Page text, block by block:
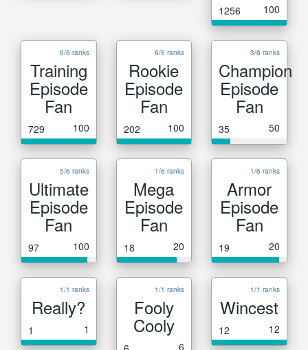
1256 100
6/6 ranks
Training
Episode
Fan
729 100
6/6 ranks
Rookie
Episode
Fan
202 100
3/6 ranks
Champion
Episode
Fan
35 50
5/6 ranks
Ultimate
Episode
Fan
97 100
1/6 ranks
Mega
Episode
Fan
18 20
1/6 ranks
Armor
Episode
Fan
19 20
1/1 ranks
Really?
1 1
1/1 ranks
Fooly
Cooly
6
1/1 ranks
Wincest
12 12